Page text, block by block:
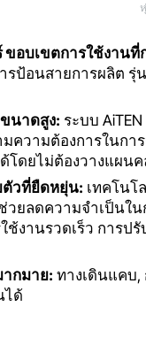
อบเขตการใช้งานที่
รป้อนสายการผลิต
นาดสูง: ระบบ
วามต้องการในกา
โดยไม่ต้องวางแผน
ตัวที่ยืดหยุ่น: เทคโนโ
ยลดความจำเป็นใ
ใช้งานรวดเร็ว การ
กมาย: ทางเดินแคบ,
ได้